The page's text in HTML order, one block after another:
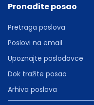
Pronađite posao
Pretraga poslova
Poslovi na email
Upoznajte poslodavce
Dok tražite posao
Arhiva poslova